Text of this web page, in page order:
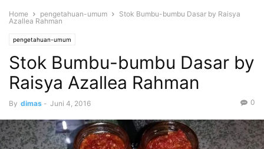
Home pengetahuan-umum
Stok Bumbu-bumbu Dasar by Raisya
Azallea Rahman
pengetahuan-umum
Stok Bumbu-bumbu Dasar by
Raisya Azallea Rahman
By dimas - Juni 4, 2016 0